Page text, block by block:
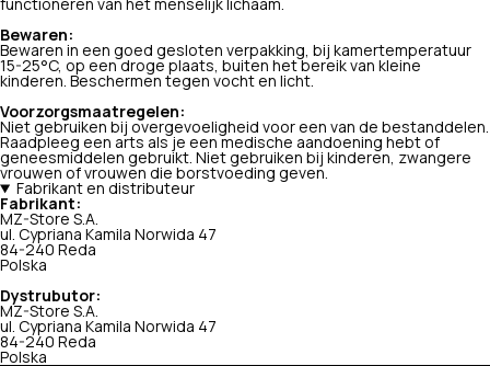
functioneren van het menselijk lichaam.
Bewaren:
Bewaren in een goed gesloten verpakking, bij kamertemperatuur
15-25°C, op een droge plaats, buiten het bereik van kleine
kinderen. Beschermen tegen vocht en licht.
Voorzorgsmaatregelen:
Niet gebruiken bij overgevoeligheid voor een van de bestanddelen.
Raadpleeg een arts als je een medische aandoening hebt of
geneesmiddelen gebruikt. Niet gebruiken bij kinderen, zwangere
vrouwen of vrouwen die borstvoeding geven.
Fabrikant en distributeur
Fabrikant:
MZ-Store S.A.
ul. Cypriana Kamila Norwida 47
84-240 Reda
Polska
Dystrubutor:
MZ-Store S.A.
ul. Cypriana Kamila Norwida 47
84-240 Reda
Polska